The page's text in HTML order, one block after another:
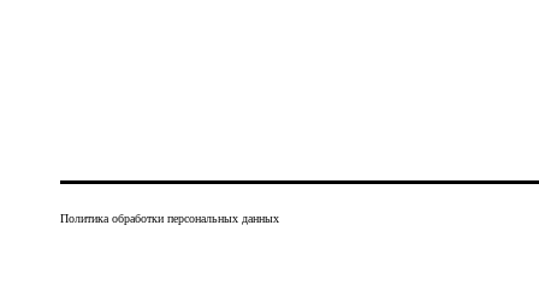
Политика обработки персональных данных